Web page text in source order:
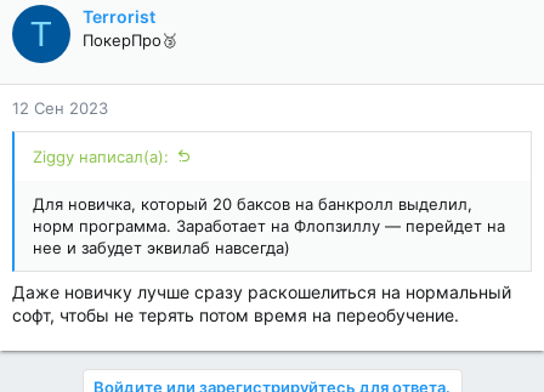
T Terrorist
ПокерПро🥉
12 Сен 2023
Ziggy написал(а):
Для новичка, который 20 баксов на банкролл выделил,
норм программа. Заработает на Флопзиллу — перейдет на
нее и забудет эквилаб навсегда)
Даже новичку лучше сразу раскошелиться на нормальный
софт, чтобы не терять потом время на переобучение.
Войдите или зарегистрируйтесь для ответа.